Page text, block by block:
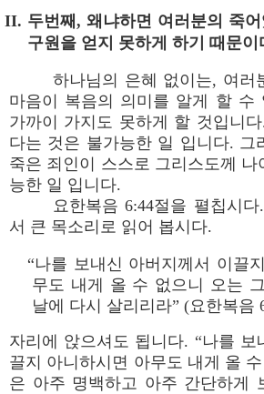
II. 두번째, 왜냐하면 여러분의 죽어
구원을 얻지 못하게 하기 때문이
하나님의 은혜 없이는, 여러
마음이 복음의 의미를 알게 할 수
가까이 가지도 못하게 할 것입니
다는 것은 불가능한 일 입니다. 그
죽은 죄인이 스스로 그리스도께
능한 일 입니다.
요한복음 6:44절을 펼칩시
서 큰 목소리로 읽어 봅시다.
“나를 보내신 아버지께서 이끌
무도 내게 올 수 없으니 오는
날에 다시 살리리라” (요한복음
자리에 앉으셔도 됩니다. “나를 보
끌지 아니하시면 아무도 내게 올
은 아주 명백하고 아주 간단하게